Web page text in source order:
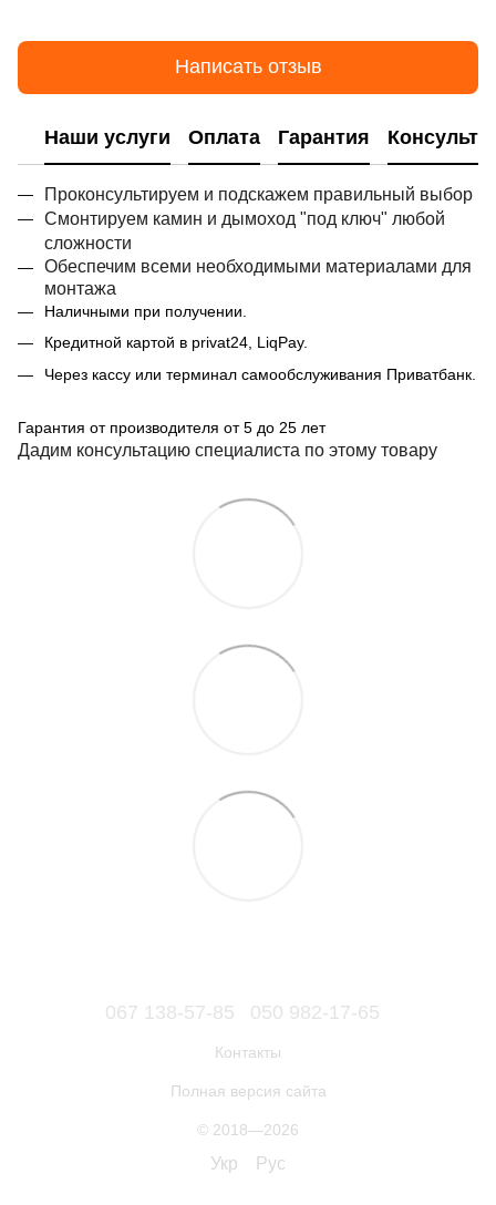
Написать отзыв
Наши услуги Оплата Гарантия
Проконсультируем и подскажем правильный выбор
Смонтируем камин и дымоход "под ключ" любой
сложности
Обеспечим всеми необходимыми материалами для
монтажа
Наличными при получении.
Кредитной картой в privat24, LiqPay.
Через кассу или терминал самообслуживания Приватбанк.
Гарантия от производителя от 5 до 25 лет
Дадим консультацию специалиста по этому товару
067 138-57-85 050 982-17-65
Контакты
Полная версия сайта
© 2018—2026
Укр Рус